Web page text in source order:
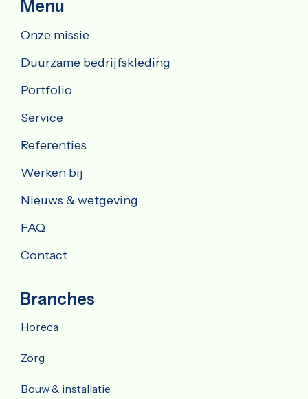
Menu
Onze missie
Duurzame bedrijfskleding
Portfolio
Service
Referenties
Werken bij
Nieuws & wetgeving
FAQ
Contact
Branches
Horeca
Zorg
Bouw & installatie